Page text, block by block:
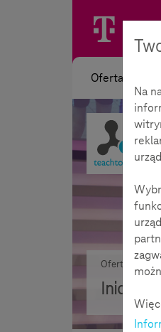
Oferta
Oferta
Na